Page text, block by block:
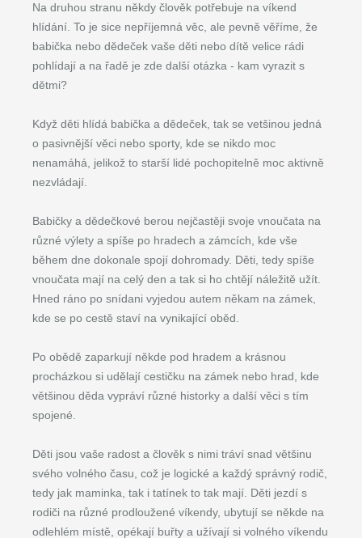
Na druhou stranu někdy člověk potřebuje na víkend
hlídání. To je sice nepříjemná věc, ale pevně věříme, že
babička nebo dědeček vaše děti nebo dítě velice rádi
pohlídají a na řadě je zde další otázka - kam vyrazit s
dětmi?
Když děti hlídá babička a dědeček, tak se vetšinou jedná
o pasivnější věci nebo sporty, kde se nikdo moc
nenamáhá, jelikož to starší lidé pochopitelně moc aktivně
nezvládají.
Babičky a dědečkové berou nejčastěji svoje vnoučata na
různé výlety a spíše po hradech a zámcích, kde vše
během dne dokonale spojí dohromady. Děti, tedy spíše
vnoučata mají na celý den a tak si ho chtějí náležitě užít.
Hned ráno po snídani vyjedou autem někam na zámek,
kde se po cestě staví na vynikající oběd.
Po obědě zaparkují někde pod hradem a krásnou
procházkou si udělají cestičku na zámek nebo hrad, kde
většinou děda vypráví různé historky a další věci s tím
spojené.
Děti jsou vaše radost a člověk s nimi tráví snad většinu
svého volného času, což je logické a každý správný rodič,
tedy jak maminka, tak i tatínek to tak mají. Děti jezdí s
rodiči na různé prodloužené víkendy, ubytují se někde na
odlehlém místě, opékají buřty a užívají si volného víkendu